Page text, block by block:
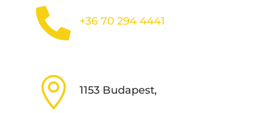
 +36 70 294 4441
 1153 Budapest,